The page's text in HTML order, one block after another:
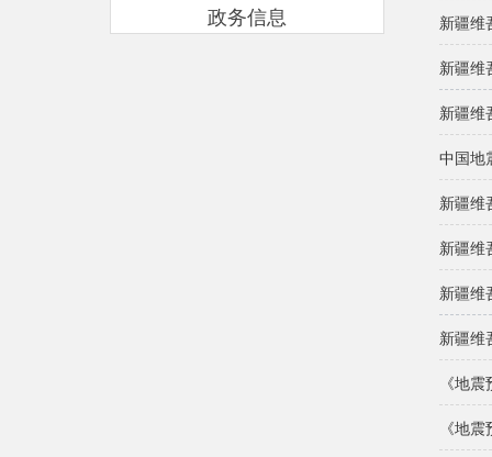
政务信息
新疆维
新疆维
新疆维
中国地
新疆维
新疆维
新疆维
新疆维
《地
《地